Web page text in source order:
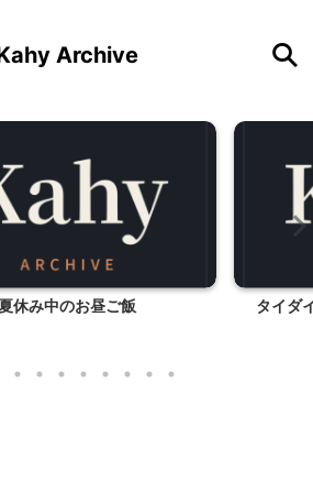
Archive
ニング TINUN（東京都町田
なる